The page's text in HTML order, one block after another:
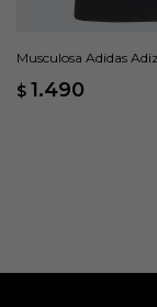
Musculosa Adidas
$ 1.490